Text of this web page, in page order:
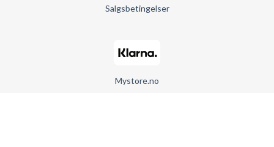
Salgsbetingelser
Mystore.no